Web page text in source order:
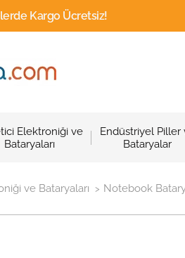
Kargo Ücretsiz!
Elektroniği ve
Bataryaları
Endüstriyel Piller
Bataryalar
ve Bataryaları > Notebook